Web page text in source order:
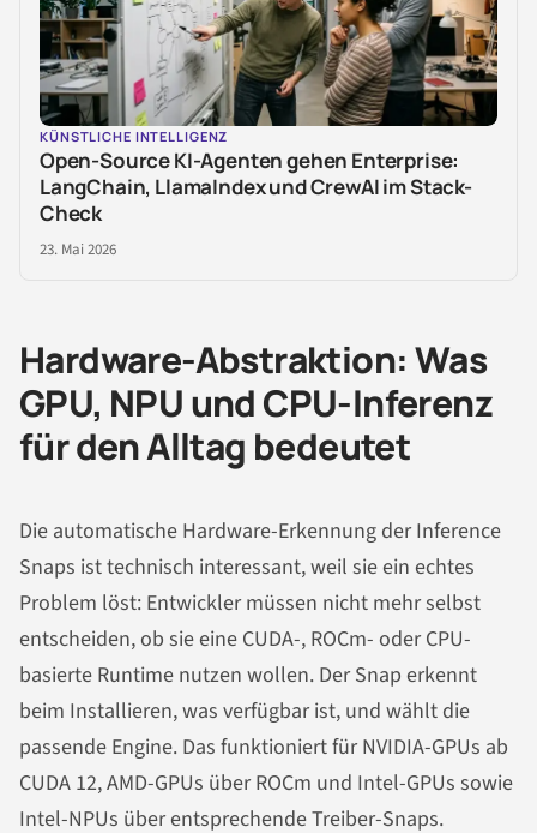
KÜNSTLICHE INTELLIGENZ
Open-Source KI-Agenten gehen Enterprise:
LangChain, LlamaIndex und CrewAI im Stack-
Check
23. Mai 2026
Hardware-Abstraktion: Was
GPU, NPU und CPU-Inferenz
für den Alltag bedeutet
Die automatische Hardware-Erkennung der Inference
Snaps ist technisch interessant, weil sie ein echtes
Problem löst: Entwickler müssen nicht mehr selbst
entscheiden, ob sie eine CUDA-, ROCm- oder CPU-
basierte Runtime nutzen wollen. Der Snap erkennt
beim Installieren, was verfügbar ist, und wählt die
passende Engine. Das funktioniert für NVIDIA-GPUs ab
CUDA 12, AMD-GPUs über ROCm und Intel-GPUs sowie
Intel-NPUs über entsprechende Treiber-Snaps.